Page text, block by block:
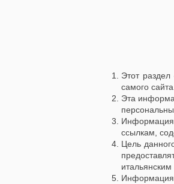
Этот
самого сайта.
Эта
Информация
ссылкам,
Цель
итальянским
Информация